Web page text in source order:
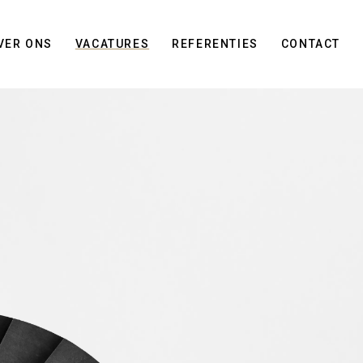
ONS VACATURES REFERENTIES CONTACT